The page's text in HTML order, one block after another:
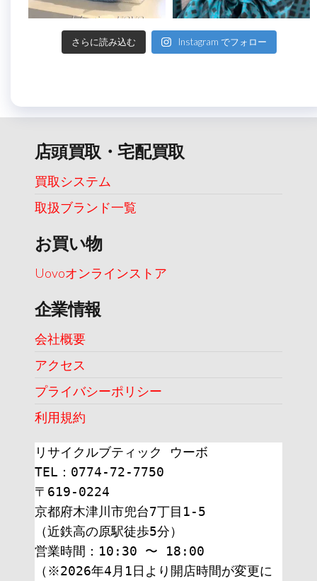
さらに読み込む Instagram でフォロー
店頭買取・宅配買取
買取システム
取扱ブランド一覧
お買い物
Uovoオンラインストア
企業情報
会社概要
アクセス
プライバシーポリシー
利用規約
リサイクルブティック ウーボ
TEL：0774-72-7750
〒619-0224
京都府木津川市兜台7丁目1-5
（近鉄高の原駅徒歩5分）
営業時間：10:30 〜 18:00
（※2026年4月1日より開店時間が変更に